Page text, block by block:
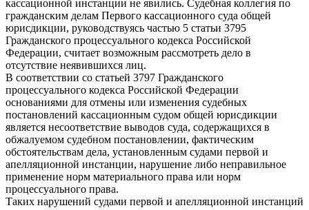
кассационной инстанции не явились. Судебная коллегия по
гражданским делам Первого кассационного суда общей
юрисдикции, руководствуясь частью 5 статьи 3795
Гражданского процессуального кодекса Российской
Федерации, считает возможным рассмотреть дело в
отсутствие неявившихся лиц.
В соответствии со статьей 3797 Гражданского
процессуального кодекса Российской Федерации
основаниями для отмены или изменения судебных
постановлений кассационным судом общей юрисдикции
является несоответствие выводов суда, содержащихся в
обжалуемом судебном постановлении, фактическим
обстоятельствам дела, установленным судами первой и
апелляционной инстанции, нарушение либо неправильное
применение норм материального права или норм
процессуального права.
Таких нарушений судами первой и апелляционной инстанций